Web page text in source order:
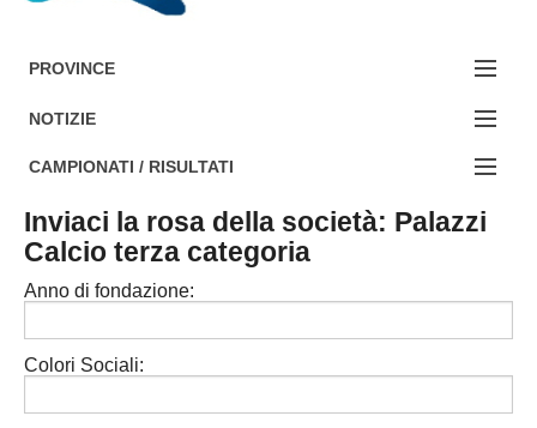
PROVINCE
EDIZIONE:
AREZZO
FIRENZE
GROSSETO
LIVORNO
LUCCA
NOTIZIE
NOTIZIE:
Societa' professionistiche
Le iniziative di TOSCANA GOL
Beach soccer
Rappresentative regionali e provinciali
CAMPIONATI / RISULTATI
Campionati :
Inviaci la rosa della società: Palazzi
Calcio terza categoria
Anno di fondazione:
Colori Sociali: